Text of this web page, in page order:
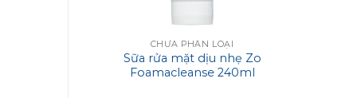
CHƯA PHÂN LOẠI
Sữa rửa mặt dịu nhẹ Zo
Foamacleanse 240ml